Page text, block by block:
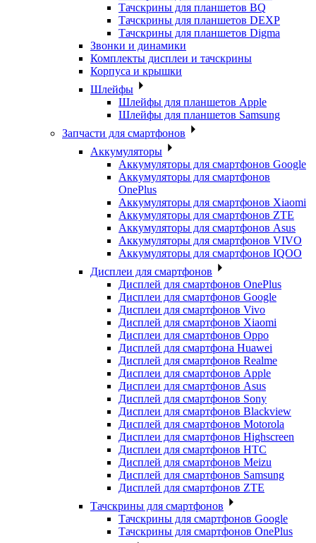
Тачскрины для планшетов BQ
Тачскрины для планшетов DEXP
Тачскрины для планшетов Digma
Звонки и динамики
Комплекты дисплеи и тачскрины
Корпуса и крышки
Шлейфы
Шлейфы для планшетов Apple
Шлейфы для планшетов Samsung
Запчасти для смартфонов
Аккумуляторы
Аккумуляторы для смартфонов Google
Аккумуляторы для смартфонов
OnePlus
Аккумуляторы для смартфонов Xiaomi
Аккумуляторы для смартфонов ZTE
Аккумуляторы для cмартфонов Asus
Аккумуляторы для смартфонов VIVO
Аккумуляторы для смартфонов IQOO
Дисплеи для смартфонов
Дисплей для смартфонов OnePlus
Дисплеи для смартфонов Google
Дисплеи для смартфонов Vivo
Дисплей для смартфонов Xiaomi
Дисплеи для смартфонов Oppo
Дисплей для смартфона Huawei
Дисплей для смартфонов Realme
Дисплеи для смартфонов Apple
Дисплеи для смартфонов Asus
Дисплей для смартфонов Sony
Дисплеи для смартфонов Blackview
Дисплей для смартфонов Motorola
Дисплеи для смартфонов Highscreen
Дисплеи для смартфонов HTC
Дисплей для смартфонов Meizu
Дисплей для смартфонов Samsung
Дисплей для смартфонов ZTE
Тачскрины для смартфонов
Тачскрины для смартфонов Google
Тачскрины для смартфонов OnePlus